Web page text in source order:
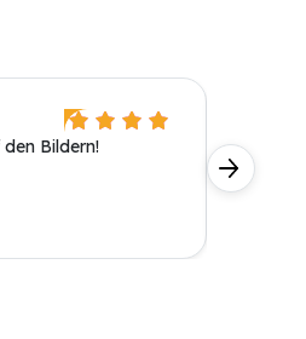
Bildern!
Guter